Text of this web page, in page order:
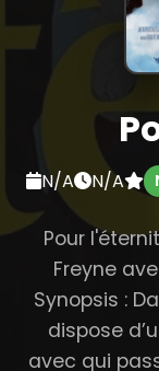
N/A N/A
Pour
Freyne
Synopsis :
dispose
avec qui